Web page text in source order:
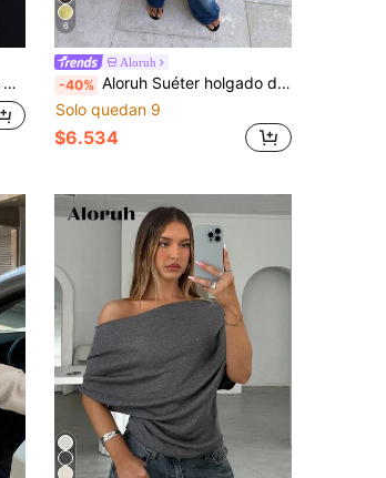
6
Aloruh
-40% Aloruh Suéter holgado de mujer de cuello barco, manga de murciélago acanalada y manga corta, color albaricoque, adecuado para ir al trabajo y uso diario en primavera/verano
Solo quedan 9
$6.534